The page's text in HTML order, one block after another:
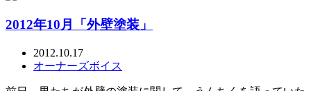
2012年10月「外壁塗装」
2012.10.17
オーナーズボイス